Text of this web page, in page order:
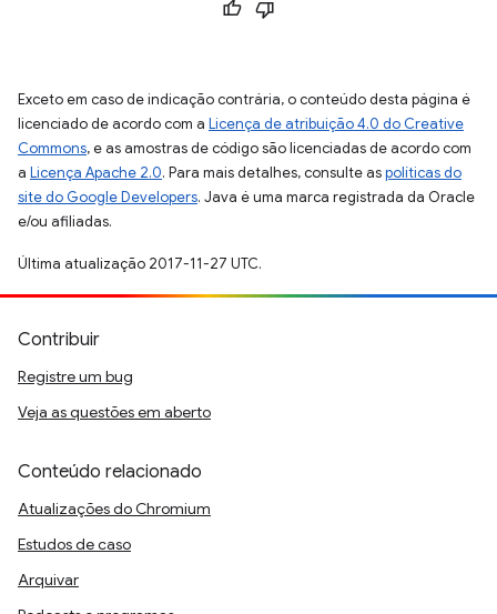
Exceto em caso de indicação contrária, o conteúdo desta página é
licenciado de acordo com a Licença de atribuição 4.0 do Creative
Commons, e as amostras de código são licenciadas de acordo com
a Licença Apache 2.0. Para mais detalhes, consulte aspolíticas do
site do Google Developers. Java é uma marca registrada da Oracle
e/ou afiliadas.
Última atualização 2017-11-27 UTC.
Contribuir
Registre um bug
Veja as questões em aberto
Conteúdo relacionado
Atualizações do Chromium
Estudos de caso
Arquivar